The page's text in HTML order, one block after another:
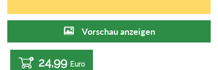
Vorschau anzeigen
24,99 Euro